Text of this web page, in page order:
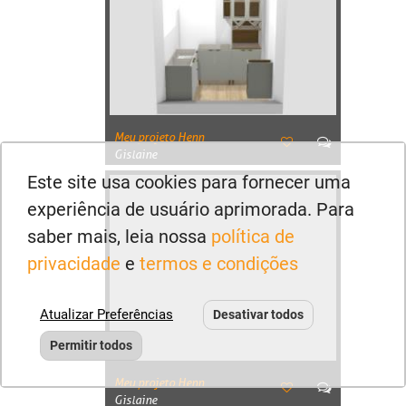
Meu projeto Henn
Gislaine
Meu projeto Henn
Gislaine
Este site usa cookies para fornecer uma
experiência de usuário aprimorada. Para
saber mais, leia nossa política de
privacidade e termos e condições
Atualizar Preferências Desativar todos
Permitir todos